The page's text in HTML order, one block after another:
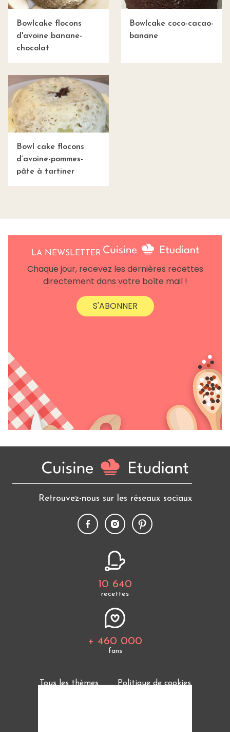
Bowlcake flocons
d'avoine banane-
chocolat
Bowlcake coco-cacao-
banane
Bowl cake flocons
d’avoine-pommes-
pâte à tartiner
LA NEWSLETTER
Chaque jour, recevez les dernières recettes
directement dans votre boîte mail !
S'ABONNER
Retrouvez-nous sur les réseaux sociaux
10 640
recettes
+ 460 000
fans
Tous les thèmes
Politique de cookies